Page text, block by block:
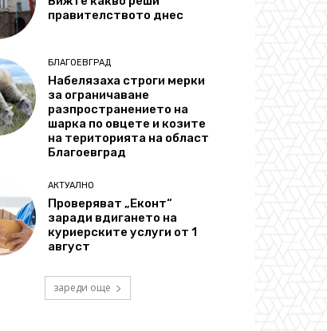
правителството днес
БЛАГОЕВГРАД
Набелязаха строги мерки
за ограничаване
разпространението на
шарка по овцете и козите
на територията на област
Благоевград
АКТУАЛНО
Проверяват „Еконт“
заради вдигането на
куриерските услуги от 1
август
зареди още